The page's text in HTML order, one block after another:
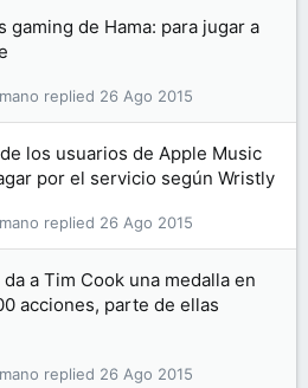
gaming de Hama: para jugar a
26 Ago 2015
los usuarios de Apple Music
por el servicio según Wristly
26 Ago 2015
a Tim Cook una medalla en
acciones, parte de ellas
26 Ago 2015